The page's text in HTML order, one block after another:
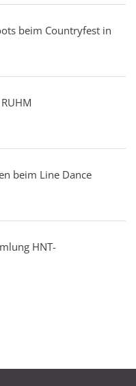
beim Countryfest in
beim Line Dance
HNT-